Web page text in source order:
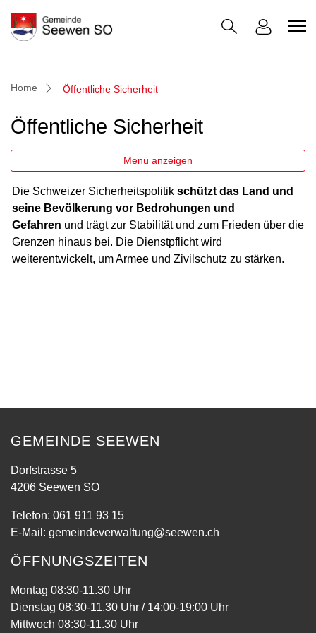
Home Öffentliche Sicherheit(ausgewählt)
Öffentliche Sicherheit
Menü anzeigen
Die Schweizer Sicherheitspolitik schützt das Land und
seine Bevölkerung vor Bedrohungen und
Gefahren und trägt zur Stabilität und zum Frieden über die
Grenzen hinaus bei. Die Dienstpflicht wird
weiterentwickelt, um Armee und Zivilschutz zu stärken.
GEMEINDE SEEWEN
Dorfstrasse 5
4206 Seewen SO
Telefon: 061 911 93 15
E-Mail: gemeindeverwaltung@seewen.ch
ÖFFNUNGSZEITEN
Montag 08:30-11.30 Uhr
Dienstag 08:30-11.30 Uhr / 14:00-19:00 Uhr
Mittwoch 08:30-11.30 Uhr